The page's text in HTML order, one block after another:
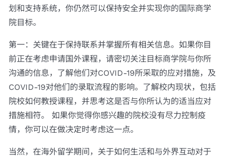
划和支持系统，你仍然可以保持安全并实现你的国际商学
院目标。
第一：关键在于保持联系并掌握所有相关信息。如果你目
前正在考虑申请国外课程，请密切关注目标商学院与你所
沟通的信息，了解他们对COVID-19所采取的应对措施，及
COVID-19对他们的录取流程的影响。了解校内现状，包括
院校如何教授课程，并思考这是否与你所认为的适当应对
措施相符。 如果你觉得你感兴趣的院校没有尽力控制疫
情，你可以在做决定时考虑这一点。
当然，在海外留学期间，关于如何生活和与外界互动对于